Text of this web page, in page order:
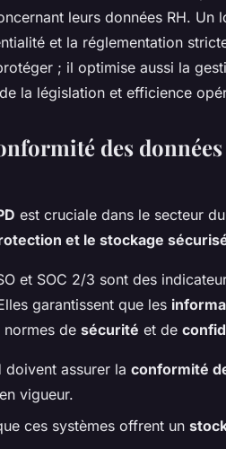
leurs données RH. Un
et la réglementation
; il optimise aussi la
la législation et efficience
des
est cruciale dans le secteur
et le stockage
et SOC 2/3 sont des
garantissent que les
de sécurité et de
doivent assurer la conformité
vigueur.
ces systèmes offrent un